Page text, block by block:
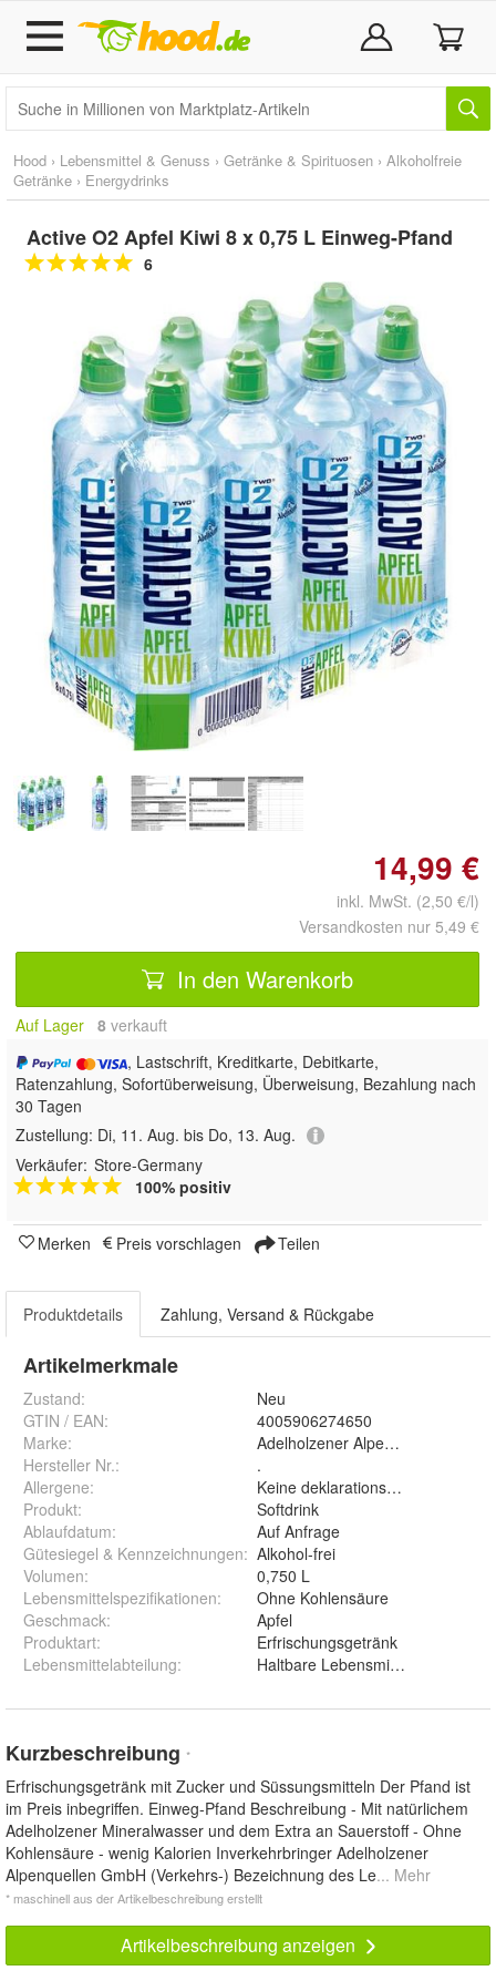
Hood › Lebensmittel & Genuss › Getränke & Spirituosen › Alkoholfreie
Getränke › Energydrinks
Active O2 Apfel Kiwi 8 x 0,75 L Einweg-Pfand
6
Doppelt antippen zum
vergrößern
14,99 €
inkl. MwSt. (2,50 €/l)
Versandkosten nur 5,49 €
In den Warenkorb
Auf Lager 8 verkauft
, Lastschrift, Kreditkarte, Debitkarte,
Ratenzahlung, Sofortüberweisung, Überweisung, Bezahlung nach
30 Tagen
Zustellung: Di, 11. Aug. bis Do, 13. Aug.
Verkäufer: Store-Germany
100% positiv
Merken Preis vorschlagen Teilen
Produktdetails Zahlung, Versand & Rückgabe
Artikelmerkmale
Zustand:
Neu
GTIN / EAN:
4005906274650
Marke:
Adelholzener Alpenquellen
Hersteller Nr.:
.
Allergene:
Keine deklarationspflichtigen
Produkt:
Softdrink
Ablaufdatum:
Auf Anfrage
Gütesiegel & Kennzeichnungen: Alkohol-frei
Volumen:
0,750 L
Lebensmittelspezifikationen:
Ohne Kohlensäure
Geschmack:
Apfel
Produktart:
Erfrischungsgetränk
Lebensmittelabteilung: Haltbare Lebensmittel
Kurzbeschreibung *
Erfrischungsgetränk mit Zucker und Süssungsmitteln Der Pfand ist
im Preis inbegriffen. Einweg-Pfand Beschreibung - Mit natürlichem
Adelholzener Mineralwasser und dem Extra an Sauerstoff - Ohne
Kohlensäure - wenig Kalorien Inverkehrbringer Adelholzener
Alpenquellen GmbH (Verkehrs-) Bezeichnung des Le... Mehr
* maschinell aus der Artikelbeschreibung erstellt
Artikelbeschreibung anzeigen